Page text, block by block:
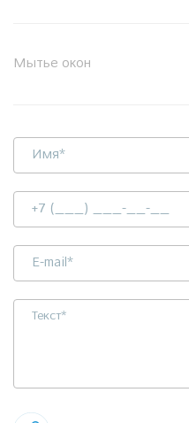
Мытье окон